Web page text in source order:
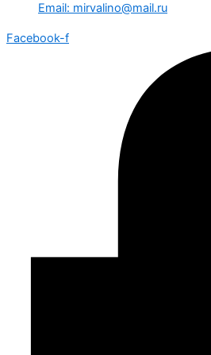
Email: mirvalino@mail.ru
Facebook-f